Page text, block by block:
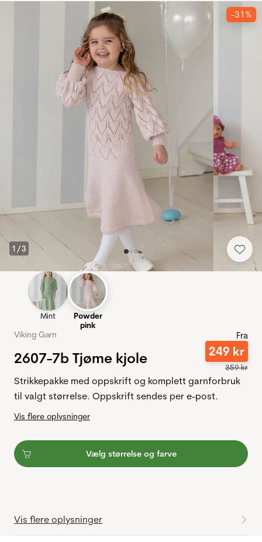
1 /3
-31%
Mint
Powder
pink
Viking Garn
2607-7b Tjøme kjole
Fra
249 kr
359kr
Strikkepakke med oppskrift og komplett garnforbruk
til valgt størrelse. Oppskrift sendes per e-post.
Vis flere oplysninger
Vælg størrelse og farve
Vis flere oplysninger